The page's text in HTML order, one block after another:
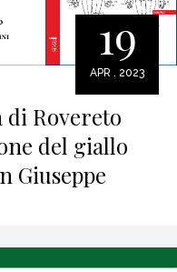
19
APR . 2023
Rovereto
del giallo
Giuseppe